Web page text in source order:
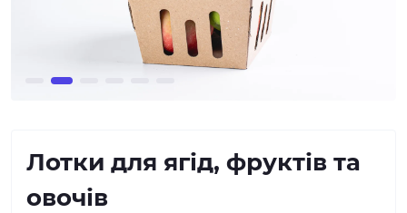
Лотки для ягід, фруктів та
овочів